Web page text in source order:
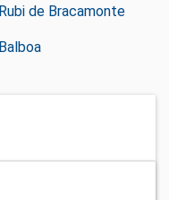
Rubi de Bracamonte
Balboa